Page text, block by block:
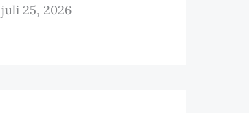
juli 25, 2026